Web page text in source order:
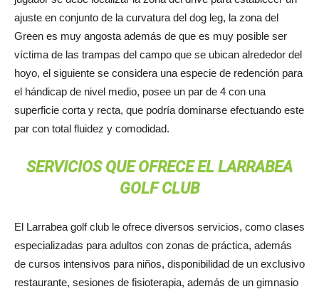
ajuste en conjunto de la curvatura del dog leg, la zona del
Green es muy angosta además de que es muy posible ser
víctima de las trampas del campo que se ubican alrededor del
hoyo, el siguiente se considera una especie de redención para
el hándicap de nivel medio, posee un par de 4 con una
superficie corta y recta, que podría dominarse efectuando este
par con total fluidez y comodidad.
SERVICIOS QUE OFRECE EL LARRABEA
GOLF CLUB
El Larrabea golf club le ofrece diversos servicios, como clases
especializadas para adultos con zonas de práctica, además
de cursos intensivos para niños, disponibilidad de un exclusivo
restaurante, sesiones de fisioterapia, además de un gimnasio